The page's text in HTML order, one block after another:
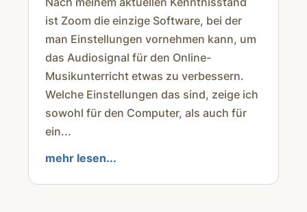
ist Zoom die einzige Software, bei der
man Einstellungen vornehmen kann, um
das Audiosignal für den Online-
Musikunterricht etwas zu verbessern.
Welche Einstellungen das sind, zeige ich
sowohl für den Computer, als auch für
ein...
mehr lesen...